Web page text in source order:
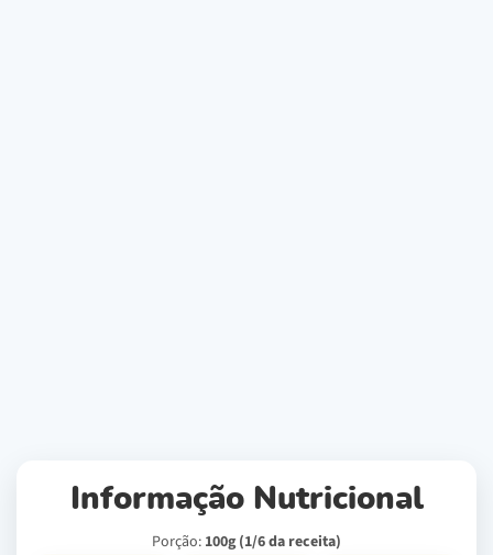
Informação Nutricional
Porção: 100g (1/6 da receita)